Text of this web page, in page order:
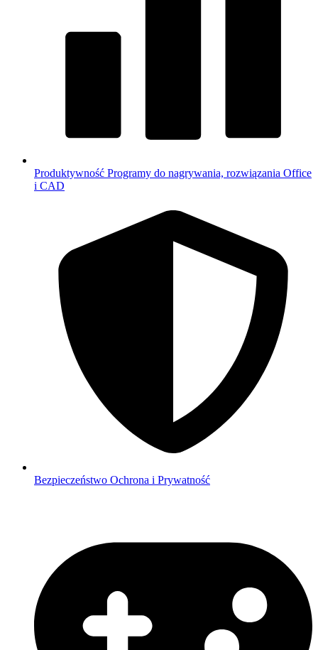
Produktywność Programy do nagrywania, rozwiązania Office
i CAD
Bezpieczeństwo Ochrona i Prywatność